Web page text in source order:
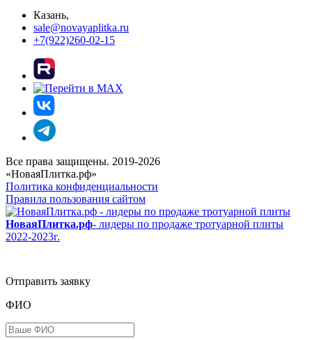
Казань,
sale@novayaplitka.ru
+7(922)260-02-15
Все права защищены. 2019-2026
«НоваяПлитка.рф»
Политика конфиденциальности
Правила пользования сайтом
НоваяПлитка.рф- лидеры по продаже тротуарной плиты
2022-2023г.
Отправить заявку
ФИО